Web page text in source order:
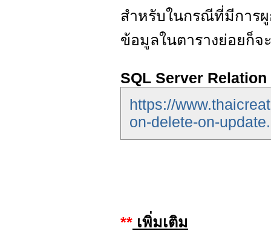
สำหรับในกรณีที่มีการ
ข้อมูลในตารางย่อยก็จ
SQL Server Relation
https://
on-delete-on-
** เพิ่มเติม